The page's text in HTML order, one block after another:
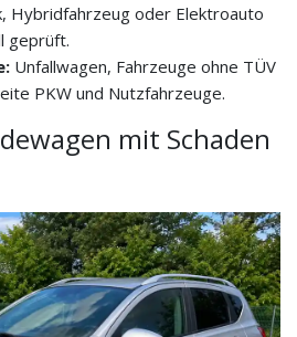
Hybridfahrzeug oder Elektroauto
geprüft.
Unfallwagen, Fahrzeuge ohne TÜV
PKW und Nutzfahrzeuge.
mit Schaden